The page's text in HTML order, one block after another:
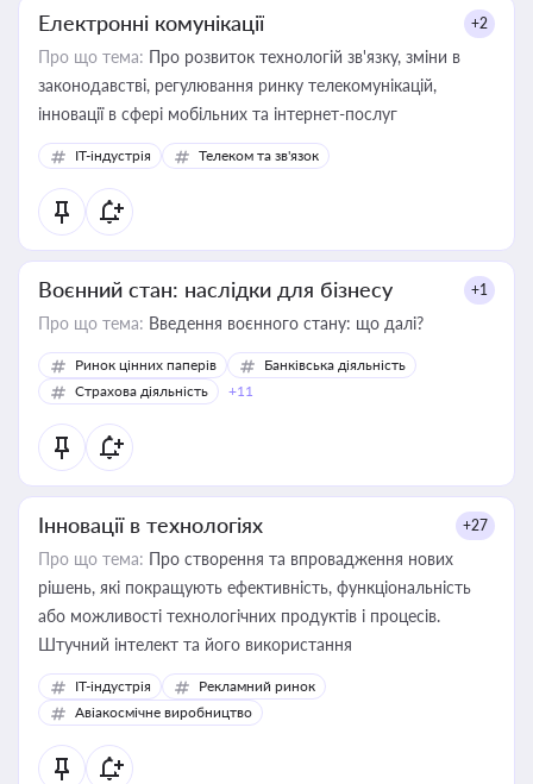
Електронні комунікації +2
Про що тема: Про розвиток технологій зв'язку, зміни в
законодавстві, регулювання ринку телекомунікацій,
інновації в сфері мобільних та інтернет-послуг
IT-індустрія Телеком та зв'язок
Воєнний стан: наслідки для бізнесу +1
Про що тема: Введення воєнного стану: що далі?
Ринок цінних паперів
Банківська діяльність
Страхова діяльність
+11
Інновації в технологіях +27
Про що тема: Про створення та впровадження нових
рішень, які покращують ефективність, функціональність
або можливості технологічних продуктів і процесів.
Штучний інтелект та його використання
IT-індустрія
Рекламний ринок
Авіакосмічне виробництво